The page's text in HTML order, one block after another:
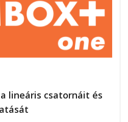
lineáris csatornáit és